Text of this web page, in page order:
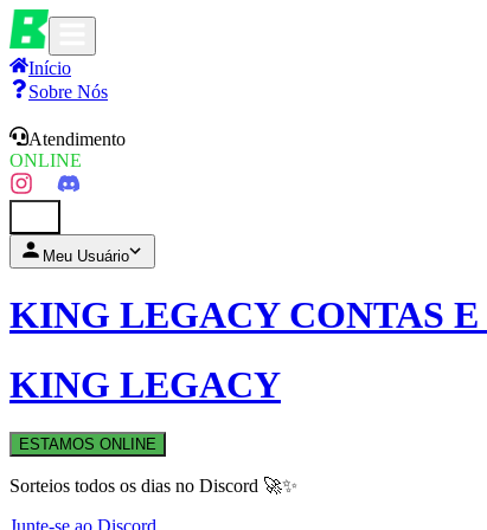
Início
Sobre Nós
Atendimento
ONLINE
Meu Usuário
KING LEGACY CONTAS E
KING LEGACY
ESTAMOS ONLINE
Sorteios todos os dias no Discord 🚀✨